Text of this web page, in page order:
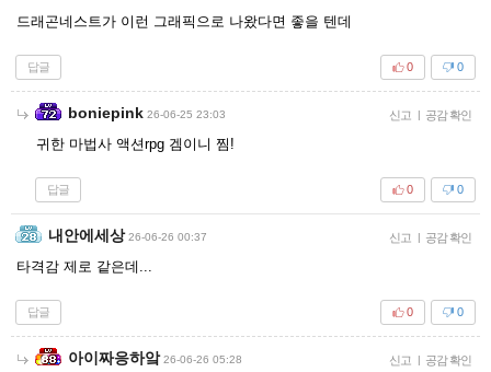
드래곤네스트가 이런 그래픽으로 나왔다면 좋을 텐데
답글 0
0
boniepink 26-06-25 23:03 신고 | 공감 확인
귀한 마법사 액션rpg 겜이니 찜!
답글 0
0
내안에세상 26-06-26 00:37 신고 | 공감 확인
타격감 제로 같은데...
답글 0
0
아이짜응하앜 26-06-26 05:28 신고 | 공감 확인